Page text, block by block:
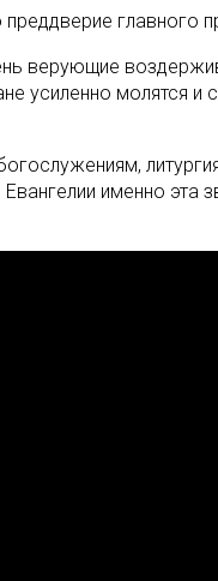
главного
верующие
усиленно молятся
именно эта